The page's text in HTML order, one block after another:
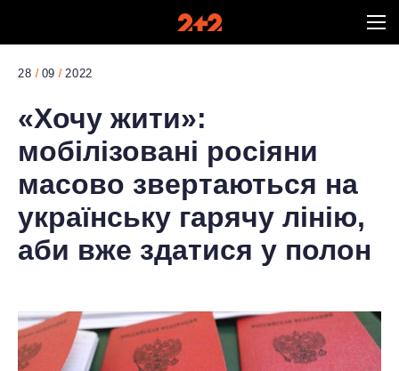
28 09 2022
«Хочу жити»:
мобілізовані росіяни
масово звертаються на
українську гарячу лінію,
аби вже здатися у полон